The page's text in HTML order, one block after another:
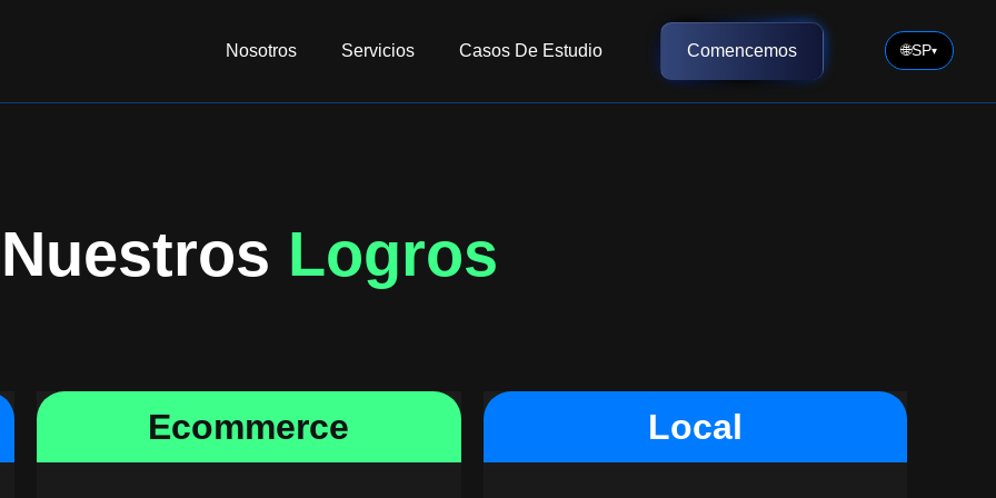
Nosotros Servicios Casos De Estudio Comencemos 🌐SP▾
Nuestros Logros
Ecommerce Local